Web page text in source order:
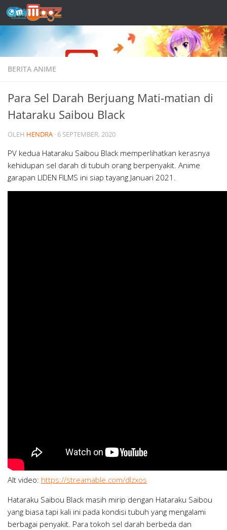
Skip to content
BERITA ANIME
Para Sel Darah Berjuang Mati-matian di
Hataraku Saibou Black
OLEH HENDRA · 6 SEPTEMBER, 2020
PV kedua Hataraku Saibou Black memperlihatkan kerasnya
kehidupan sel darah di tubuh orang berpenyakit. Anime
garapan LIDEN FILMS ini siap tayang Januari 2021.
Alt video: https://streamable.com/dlzxos
Hataraku Saibou Black masih mirip dengan Hataraku Saibou
yang biasa tapi kali ini pada kondisi tubuh yang mengalami
berbagai penyakit. Para tokoh sel darah berbeda dan